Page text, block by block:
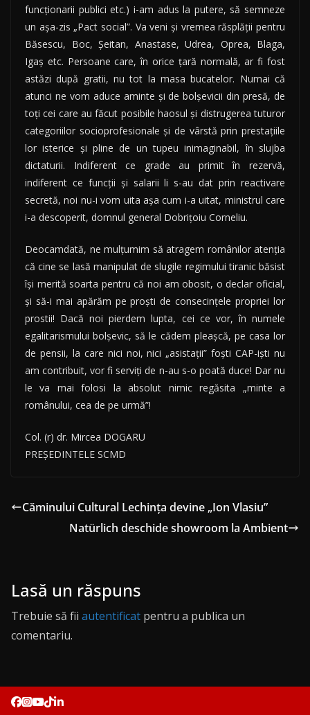
funcţionarii publici etc.) i-am adus la putere, să semneze
un aşa-zis „Pact social”. Va veni şi vremea răsplăţii pentru
Băsescu, Boc, Şeitan, Anastase, Udrea, Oprea, Blaga,
Igaş etc. Persoane care, în orice ţară normală, ar fi fost
astăzi după gratii, nu tot la masa bucatelor. Numai că
atunci ne vom aduce aminte şi de bolşevicii din presă, de
toţi cei care au făcut posibile haosul şi distrugerea tuturor
categoriilor socioprofesionale şi de vârstă prin prestaţiile
lor isterice şi pline de un tupeu inimaginabil, în slujba
dictaturii. Indiferent ce grade au primit în rezervă,
indiferent ce funcţii şi salarii li s-au dat prin reactivare
secretă, noi nu-i vom uita aşa cum i-a uitat, ministrul care
i-a descoperit, domnul general Dobriţoiu Corneliu.
Deocamdată, ne mulţumim să atragem românilor atenţia
că cine se lasă manipulat de slugile regimului tiranic băsist
îşi merită soarta pentru că noi am obosit, o declar oficial,
şi să-i mai apărăm pe proşti de consecinţele propriei lor
prostii! Dacă noi pierdem lupta, cei ce vor, în numele
egalitarismului bolşevic, să le cădem pleaşcă, pe casa lor
de pensii, la care nici noi, nici „asistaţii” foşti CAP-işti nu
am contribuit, vor fi serviţi de n-au s-o poată duce! Dar nu
le va mai folosi la absolut nimic regăsita „minte a
românului, cea de pe urmă”!
Col. (r) dr. Mircea DOGARU
PREŞEDINTELE SCMD
Căminului Cultural Lechinţa devine „Ion Vlasiu”
Natürlich deschide showroom la Ambient
Lasă un răspuns
Trebuie să fii autentificat pentru a publica un
comentariu.